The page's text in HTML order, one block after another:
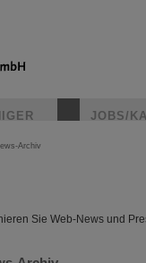
JOBS/
Archiv
Sie Web-News und